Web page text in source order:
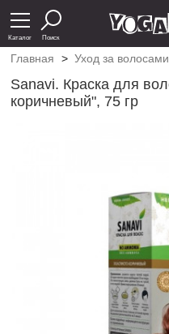
Каталог Поиск
Главная > Уход за волосами
Sanavi. Краска для
коричневый", 75 гр